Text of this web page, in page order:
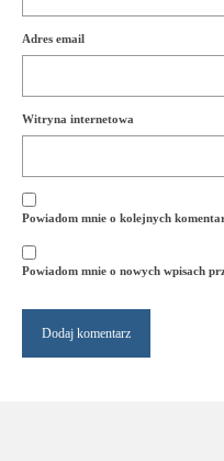
Adres email
Witryna internetowa
Powiadom mnie o kolejnych
Powiadom mnie o nowych wpisach